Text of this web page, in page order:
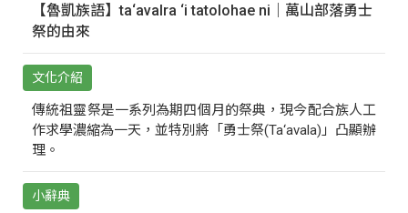
【魯凱族語】ta‘avalra ‘i tatolohae ni｜萬山部落勇士
祭的由來
文化介紹
傳統祖靈祭是一系列為期四個月的祭典，現今配合族人工
作求學濃縮為一天，並特別將「勇士祭(Ta‘avala)」凸顯辦
理。
小辭典